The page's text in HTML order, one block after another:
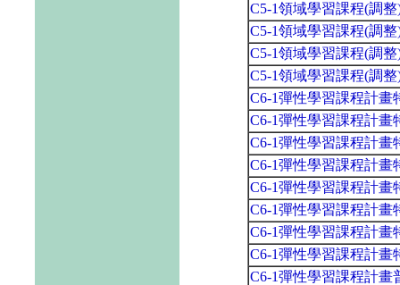
C5-1領域學習課程(調
C5-1領域學習課程(調
C5-1領域學習課程(調
C5-1領域學習課程(調
C6-1彈性學習課程計畫
C6-1彈性學習課程計畫
C6-1彈性學習課程計畫
C6-1彈性學習課程計
C6-1彈性學習課程計畫
C6-1彈性學習課程計畫
C6-1彈性學習課程計
C6-1彈性學習課程計畫
C6-1彈性學習課程計畫